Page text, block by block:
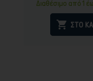
Διαθέσιμο από 1
 ΣΤΟ